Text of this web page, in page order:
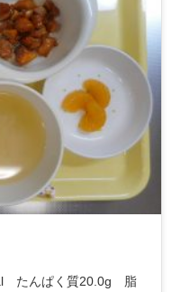
たんぱく質20.0g 脂